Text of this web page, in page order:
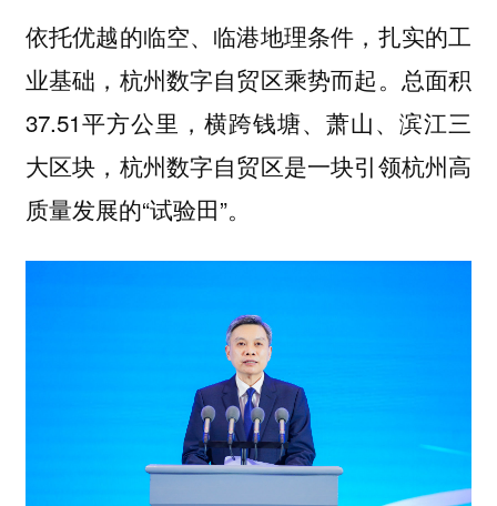
依托优越的临空、临港地理条件，扎实的工
业基础，杭州数字自贸区乘势而起。总面积
37.51平方公里，横跨钱塘、萧山、滨江三
大区块，杭州数字自贸区是一块引领杭州高
质量发展的“试验田”。